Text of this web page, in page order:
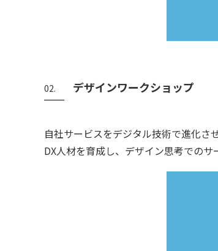
02. デザインワークショップ
自社サービスをデジタル技術で進化さ
DX人材を育成し、デザイン思考でのサ